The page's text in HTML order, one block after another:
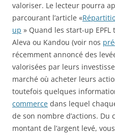
valoriser. Le lecteur pourra
parcourant l’article «
up » Quand les start-up EPFL
Aleva ou Kandou (voir nos
récemment annoncé des
valorisées par leurs
marché où acheter leurs
toutefois quelques
commerce dans lequel
de son nombre d’actions. Du
montant de l’argent levé,